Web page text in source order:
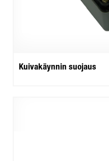
Kuivakäynnin suojaus